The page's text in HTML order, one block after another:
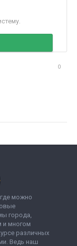
0
можно
города,
и многом
различных
Ведь наш